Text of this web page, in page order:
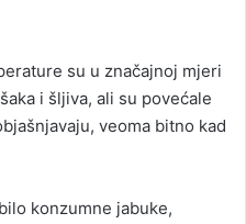
su u značajnoj mjeri
i šljiva, ali su povećale
veoma bitno kad
konzumne jabuke,